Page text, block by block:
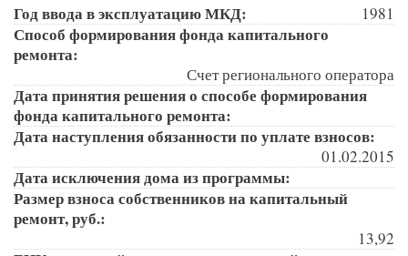
Год ввода в эксплуатацию МКД: 1981
Способ формирования фонда капитального
ремонта:
Счет регионального оператора
Дата принятия решения о способе формирования
фонда капитального ремонта:
Дата наступления обязанности по уплате взносов:
01.02.2015
Дата исключения дома из программы:
Размер взноса собственников на капитальный
ремонт, руб.:
13,92